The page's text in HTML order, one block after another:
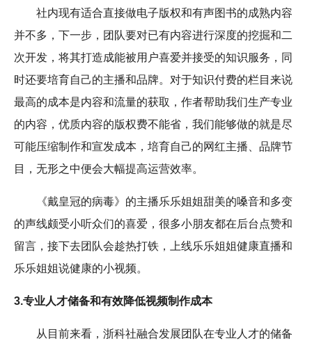
社内现有适合直接做电子版权和有声图书的成熟内容
并不多，下一步，团队要对已有内容进行深度的挖掘和二
次开发，将其打造成能被用户喜爱并接受的知识服务，同
时还要培育自己的主播和品牌。对于知识付费的栏目来说
最高的成本是内容和流量的获取，作者帮助我们生产专业
的内容，优质内容的版权费不能省，我们能够做的就是尽
可能压缩制作和宣发成本，培育自己的网红主播、品牌节
目，无形之中便会大幅提高运营效率。
《戴皇冠的病毒》的主播乐乐姐姐甜美的嗓音和多变
的声线颇受小听众们的喜爱，很多小朋友都在后台点赞和
留言，接下去团队会趁热打铁，上线乐乐姐姐健康直播和
乐乐姐姐说健康的小视频。
3.专业人才储备和有效降低视频制作成本
从目前来看，浙科社融合发展团队在专业人才的储备